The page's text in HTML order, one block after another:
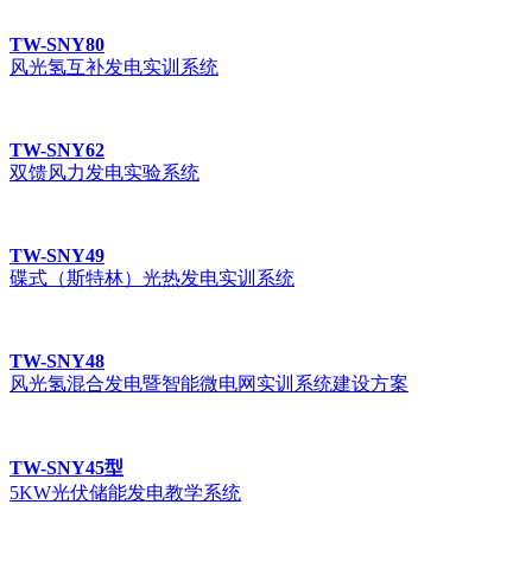
TW-SNY80
风光氢互补发电实训系统
TW-SNY62
双馈风力发电实验系统
TW-SNY49
碟式（斯特林）光热发电实训系统
TW-SNY48
风光氢混合发电暨智能微电网实训系统建设方案
TW-SNY45型
5KW光伏储能发电教学系统